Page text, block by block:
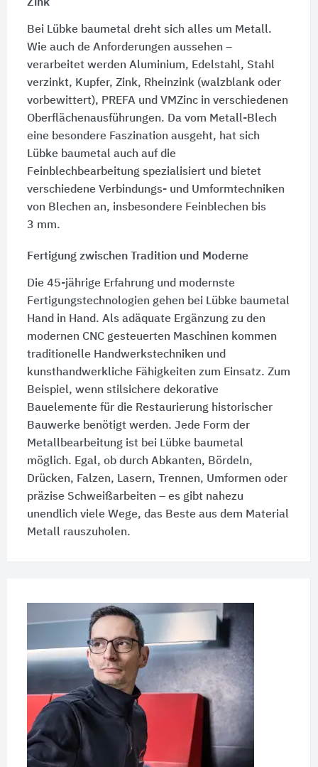
Zink
Bei Lübke baumetal dreht sich alles um Metall.
Wie auch de Anforderungen aussehen –
verarbeitet werden Aluminium, Edelstahl, Stahl
verzinkt, Kupfer, Zink, Rheinzink (walzblank oder
vorbewittert), PREFA und VMZinc in verschiedenen
Oberflächenausführungen. Da vom Metall-Blech
eine besondere Faszination ausgeht, hat sich
Lübke baumetal auch auf die
Feinblechbearbeitung spezialisiert und bietet
verschiedene Verbindungs- und Umformtechniken
von Blechen an, insbesondere Feinblechen bis
3 mm.
Fertigung zwischen Tradition und Moderne
Die 45-jährige Erfahrung und modernste
Fertigungstechnologien gehen bei Lübke baumetal
Hand in Hand. Als adäquate Ergänzung zu den
modernen CNC gesteuerten Maschinen kommen
traditionelle Handwerkstechniken und
kunsthandwerkliche Fähigkeiten zum Einsatz. Zum
Beispiel, wenn stilsichere dekorative
Bauelemente für die Restaurierung historischer
Bauwerke benötigt werden. Jede Form der
Metallbearbeitung ist bei Lübke baumetal
möglich. Egal, ob durch Abkanten, Bördeln,
Drücken, Falzen, Lasern, Trennen, Umformen oder
präzise Schweißarbeiten – es gibt nahezu
unendlich viele Wege, das Beste aus dem Material
Metall rauszuholen.